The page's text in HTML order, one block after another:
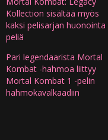
Kollection sisältää myös
kaksi pelisarjan huonointa
peliä
Pari legendaarista Mortal
Kombat -hahmoa liittyy
Mortal Kombat 1 -pelin
hahmokavalkaadiin